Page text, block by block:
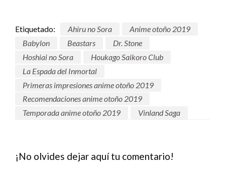
Etiquetado: Ahiru no Sora
Anime otoño 2019
Babylon
Beastars
Dr. Stone
Hoshiai no Sora
Houkago Saikoro Club
La Espada del Inmortal
Primeras impresiones anime otoño 2019
Recomendaciones anime otoño 2019
Temporada anime otoño 2019
Vinland Saga
¡No olvides dejar aquí tu comentario!